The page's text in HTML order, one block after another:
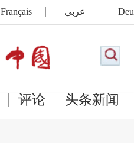
Français عربي
评论 头条新闻